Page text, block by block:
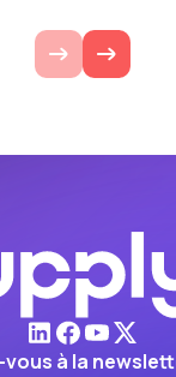
à la